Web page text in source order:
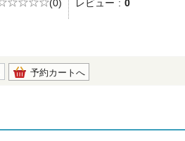
(0) レビュー 0
予約カートへ